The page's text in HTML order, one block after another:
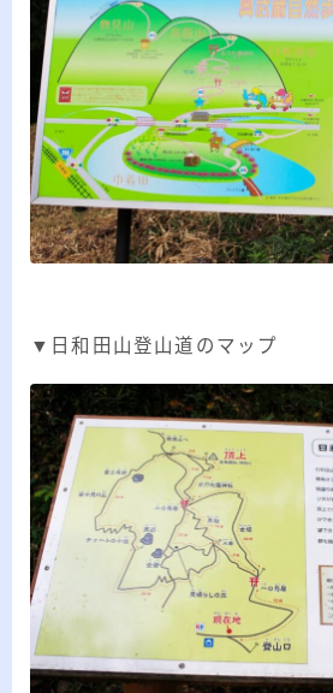
▼日和田山登山道のマップ